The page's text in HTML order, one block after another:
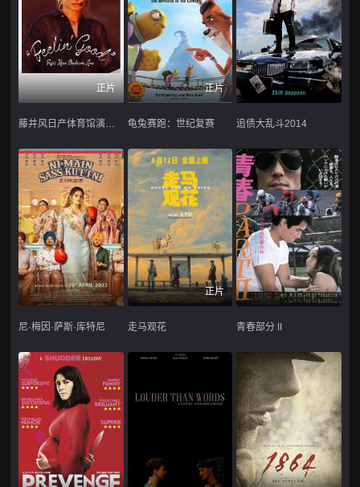
正片
藤井风日产体育馆演唱会 ''Feelin' Good''
正片
龟兔赛跑：世纪复赛 追债大乱斗2014
尼·梅因·萨斯·库特尼
正片
走马观花 青春部分 II